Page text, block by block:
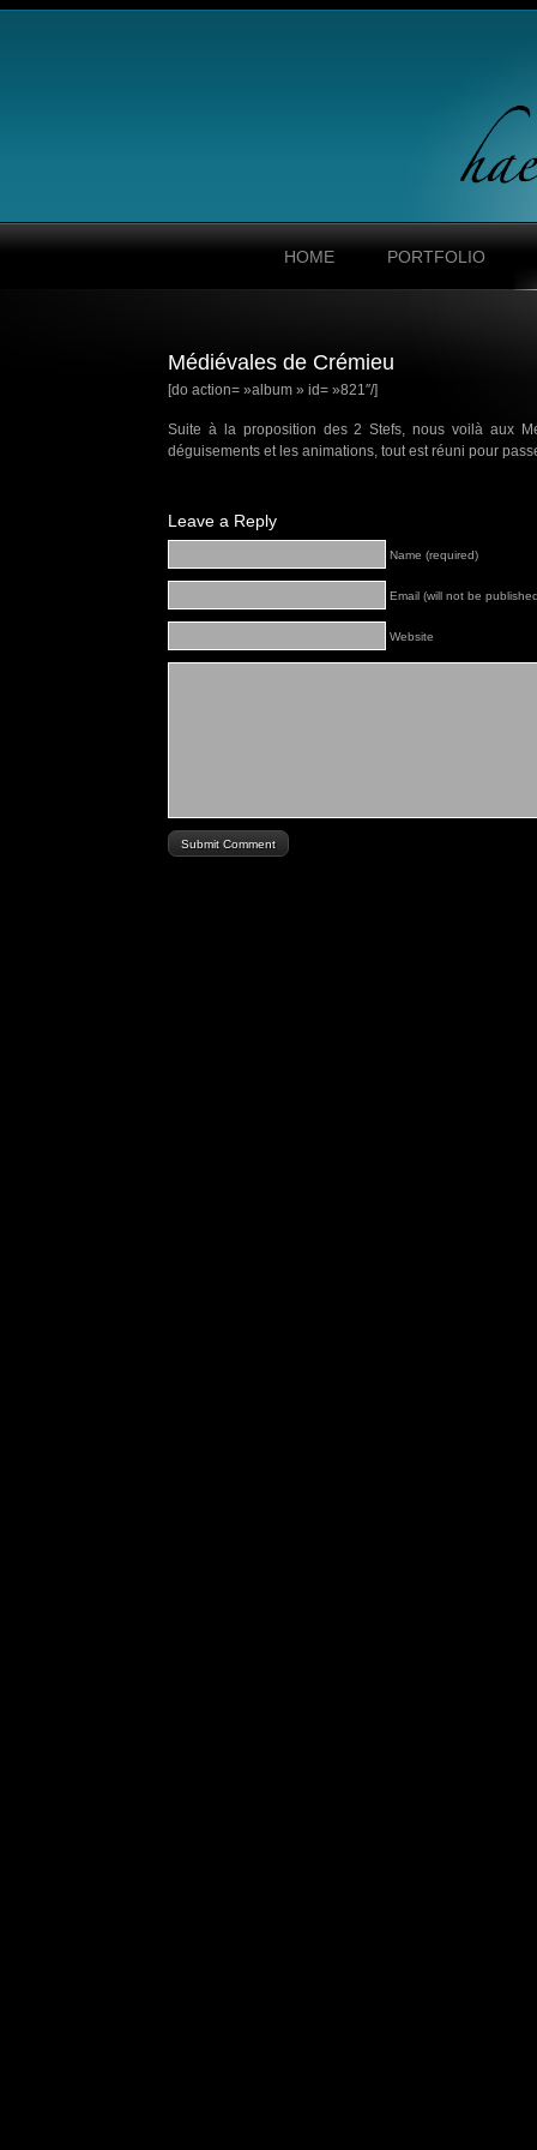
HOME PORTFOLIO
Médiévales de Crémieu
[do action= »album » id= »821″/]
Suite à la proposition des 2 Stefs, nous voilà aux
déguisements et les animations, tout est réuni pour
Leave a Reply
Name (required)
Email (will not be
Website